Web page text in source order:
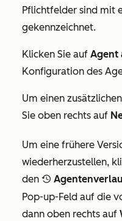
Pflichtfelder sind mit
gekennzeichnet.
Klicken Sie auf Agent
Konfiguration des
Um einen
Sie oben rechts auf
Um eine frühere
wiederherzustellen,
den recentlySelectedIcon
Pop-up-Feld auf die
dann oben rechts auf